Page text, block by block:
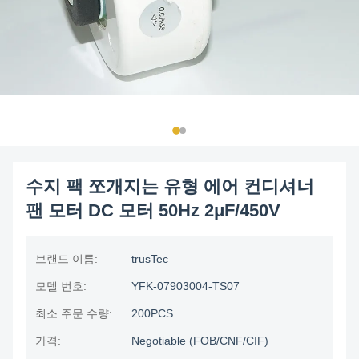
수지 팩 쪼개지는 유형 에어 컨디셔너
팬 모터 DC 모터 50Hz 2μF/450V
브랜드 이름: trusTec
모델 번호: YFK-07903004-TS07
최소 주문 수량: 200PCS
가격: Negotiable (FOB/CNF/CIF)